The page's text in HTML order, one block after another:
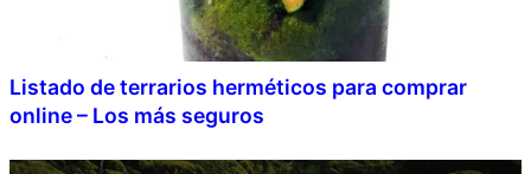
Listado de terrarios herméticos para comprar
online – Los más seguros